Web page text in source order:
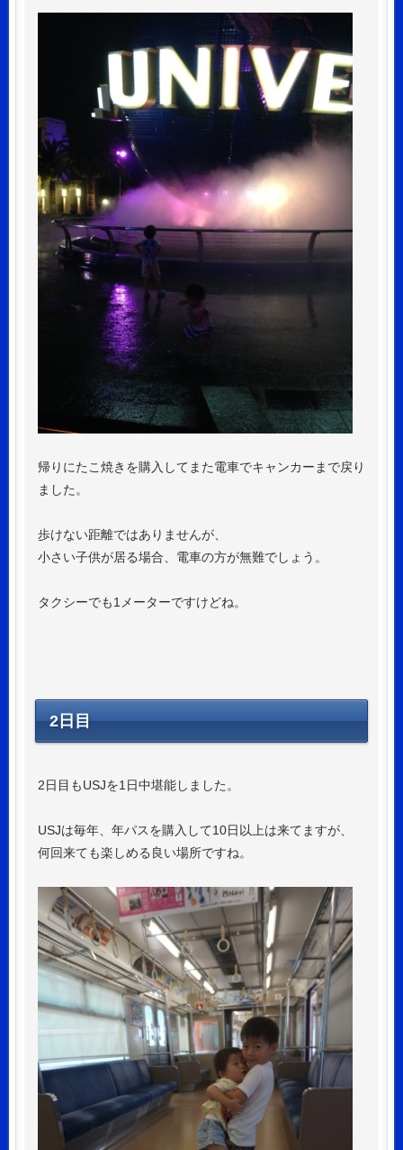
帰りにたこ焼きを購入してまた電車でキャンカーまで戻り
ました。
歩けない距離ではありませんが、
小さい子供が居る場合、電車の方が無難でしょう。
タクシーでも1メーターですけどね。
2日目
2日目もUSJを1日中堪能しました。
USJは毎年、年パスを購入して10日以上は来てますが、
何回来ても楽しめる良い場所ですね。